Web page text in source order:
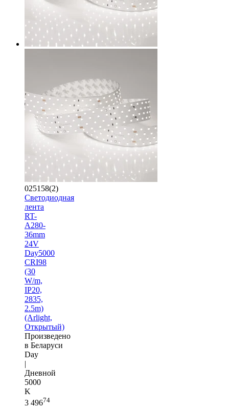
025158(2)
Светодиодная
лента
RT-
A280-
36mm
24V
Day5000
CRI98
(30
W/m,
IP20,
2835,
2.5m)
(Arlight,
Открытый)
Произведено
в Беларуси
Day
|
Дневной
5000
K
3 49674